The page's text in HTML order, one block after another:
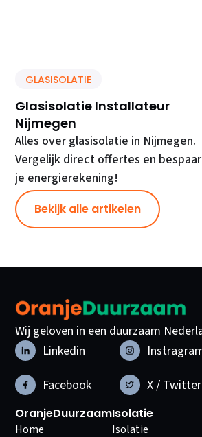
GLASISOLATIE
Glasisolatie Installateur
Nijmegen
Alles over glasisolatie in Nijmegen.
Vergelijk direct offertes en
je energierekening!
Bekijk alle artikelen
Wij geloven in een duurzaam
Linkedin
Facebook
X / Twitter
OranjeDuurzaam
Home
Isolatie
Isolatie